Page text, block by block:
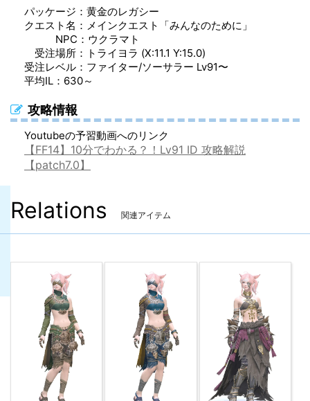
パッケージ：黄金のレガシー
クエスト名：メインクエスト「みんなのために」
NPC：ウクラマト
受注場所：トライヨラ (X:11.1 Y:15.0)
受注レベル：ファイター/ソーサラー Lv91〜
平均IL：630～
攻略情報
Youtubeの予習動画へのリンク
【FF14】10分でわかる？！Lv91 ID 攻略解説
【patch7.0】
Relations 関連アイテム